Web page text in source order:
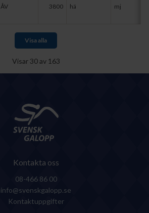
ÅV 3800 hä mj
Visa alla
Visar30av 163
Kontakta oss
08-466 86 00
info@svenskgalopp.se
Kontaktuppgifter